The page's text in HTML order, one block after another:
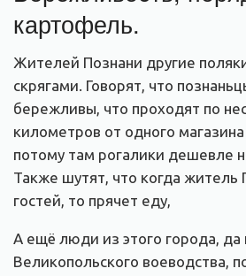
картофель.
Жителей Познани другие
скрягами. Говорят, что
бережливы, что проходят по
километров от одного
потому там рогалики дешевле
Также шутят, что когда житель
гостей, то прячет еду,
А ещё люди из этого города, да
Великопольского воеводства,